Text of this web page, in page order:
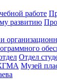
работе
развитию
Отдел
Музей